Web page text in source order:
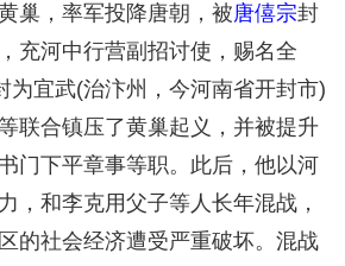
巢，率军投降唐朝，被唐僖宗封
充河中行营副招讨使，赐名全
为宜武(治汴州，今河南省开封市)
联合镇压了黄巢起义，并被提升
门下平章事等职。此后，他以河
，和李克用父子等人长年混战，
的社会经济遭受严重破坏。混战